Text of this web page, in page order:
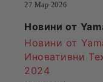
27 Мар 2026
Новини от
Новини от
Иновативни
2024